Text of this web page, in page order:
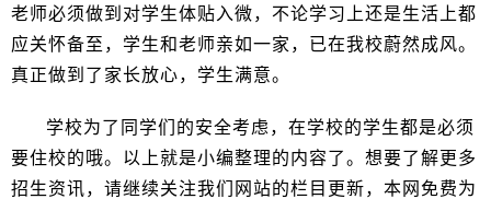
老师必须做到对学生体贴入微，不论学习上还是生活上都
应关怀备至，学生和老师亲如一家，已在我校蔚然成风。
真正做到了家长放心，学生满意。
学校为了同学们的安全考虑，在学校的学生都是必须
要住校的哦。以上就是小编整理的内容了。想要了解更多
招生资讯，请继续关注我们网站的栏目更新，本网免费为